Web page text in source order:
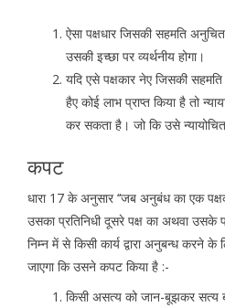
ऐसा पक्षधार जिसकी सहमति
उसकी इच्छा पर व्यर्थनीय होगा।
यदि एसे पक्षकार नेए जिसकी सहमति
हैए कोई लाभ प्राप्त किया है तो
कर सकता है। जो कि उसे
कपट
धारा 17 के अनुसार ‘‘जब अनुबंध का एक
उसका प्रतिनिधी दूसरे पक्ष का अथवा उसके
निम्न में से किसी कार्य द्वारा अनुबन्ध करने के
जाएगा कि उसने कपट किया है :-
किसी असत्य को जान-बूझकर सत्य